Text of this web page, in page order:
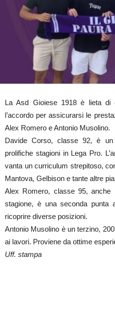
La Asd Gioiese 1918 è lieta di
l’accordo per assicurarsi le
Alex Romero e Antonio Musolino.
Davide Corso, classe 92, è
prolifiche stagioni in Lega Pro.
vanta un curriculum strepitoso,
Mantova, Gelbison e tante altre
Alex Romero, classe 95,
stagione, è una seconda punta
ricoprire diverse posizioni.
Antonio Musolino è un terzino,
ai lavori. Proviene da ottime
Uff. stampa